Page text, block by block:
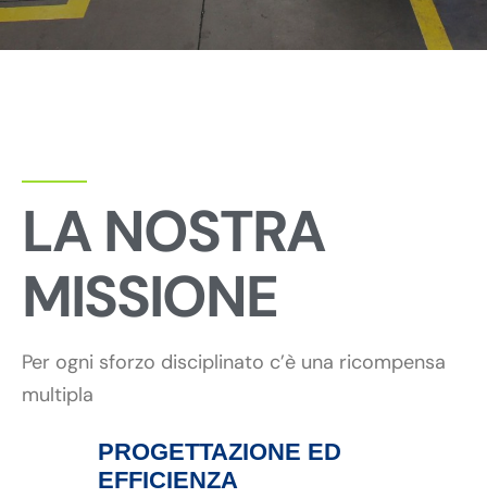
LA NOSTRA
MISSIONE
Per ogni sforzo disciplinato c’è una ricompensa
multipla
PROGETTAZIONE ED
EFFICIENZA